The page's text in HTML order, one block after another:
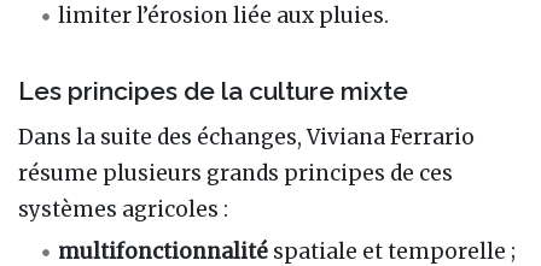
limiter l’érosion liée aux pluies.
Les principes de la culture mixte
Dans la suite des échanges, Viviana Ferrario
résume plusieurs grands principes de ces
systèmes agricoles :
multifonctionnalité spatiale et temporelle ;